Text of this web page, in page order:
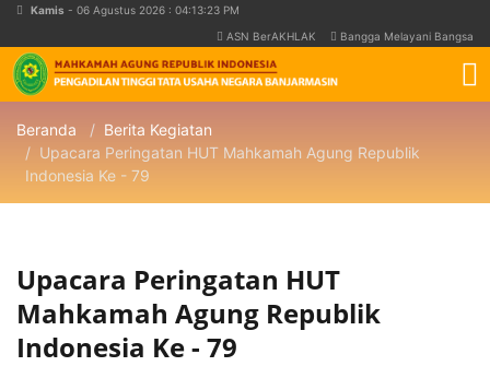
Kamis - 06 Agustus 2026 : 04:13:23 PM
ASN BerAKHLAK
Bangga Melayani Bangsa
Beranda
Berita Kegiatan
Upacara Peringatan HUT Mahkamah Agung Republik
Indonesia Ke - 79
Upacara Peringatan HUT
Mahkamah Agung Republik
Indonesia Ke - 79